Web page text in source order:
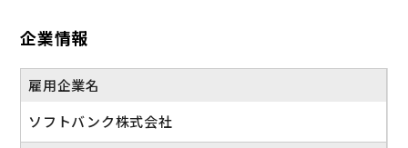
企業情報
雇用企業名
ソフトバンク株式会社